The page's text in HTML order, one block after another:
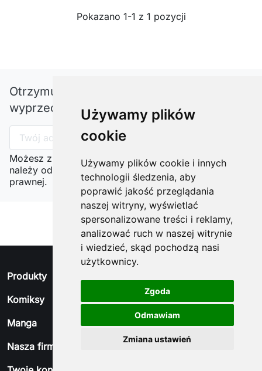
Używamy plików
cookie
Używamy plików cookie i innych
technologii śledzenia, aby
poprawić jakość przeglądania
naszej witryny, wyświetlać
spersonalizowane treści i reklamy,
analizować ruch w naszej witrynie
i wiedzieć, skąd pochodzą nasi
użytkownicy.
Zgoda
Odmawiam
Zmiana ustawień
Pokazano 1-1 z 1 pozycji
Otrzymuj informację o nowościach i
wyprzedażach
Możesz zrezygnować w każdej chwili. W tym celu
należy odnaleźć szczegóły w naszej informacji
prawnej.
Produkty
Komiksy
Manga
Nasza firma